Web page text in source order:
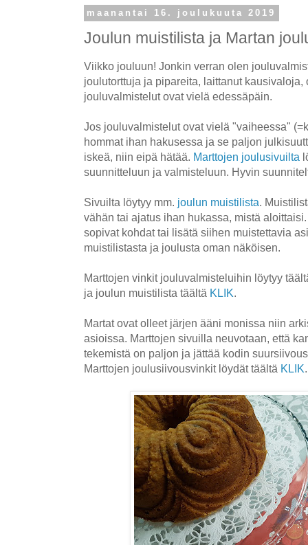
maanantai 16. joulukuuta 2019
Joulun muistilista ja Martan
Viikko jouluun! Jonkin verran olen
joulutorttuja ja pipareita, laittanut
jouluvalmistelut ovat vielä edessäpäin.
Jos jouluvalmistelut ovat vielä "vaiheessa"
hommat ihan hakusessa ja se paljon
iskeä, niin eipä hätää. Marttojen joulusivuilta
suunnitteluun ja valmisteluun. Hyvin
Sivuilta löytyy mm. joulun muistilista.
vähän tai ajatus ihan hukassa, mistä
sopivat kohdat tai lisätä siihen muistettavia
muistilistasta ja joulusta oman näköisen.
Marttojen vinkit jouluvalmisteluihin löytyy
ja joulun muistilista täältä KLIK.
Martat ovat olleet järjen ääni monissa niin
asioissa. Marttojen sivuilla neuvotaan, että
tekemistä on paljon ja jättää kodin
Marttojen joulusiivousvinkit löydät täältä KLIK.